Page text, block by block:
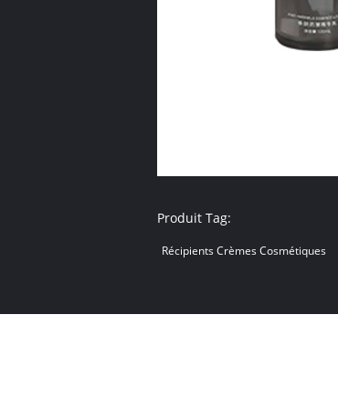
Produit Tag:
Récipients Crèmes Cosmétiques